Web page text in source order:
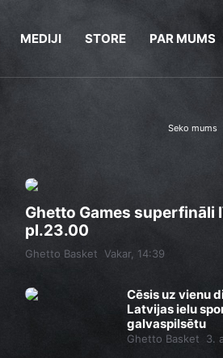
MEDIJI STORE PAR MUMS
Seko mums
Ghetto Games superfināli
pl.23.00
Ghetto Basket Vakar, 14:39
Cēsis uz vienu
Latvijas ielu
galvaspilsētu
Ghetto Basket 3.